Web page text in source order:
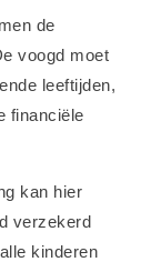
de
voogd moet
leeftijden,
financiële
kan hier
verzekerd
kinderen